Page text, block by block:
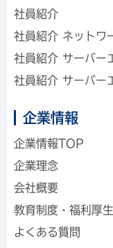
社員紹介
社員紹介 ネットワ
社員紹介 サーバー
社員紹介 サーバー
企業情報
企業情報TOP
企業理念
会社概要
教育制度・福利厚生
よくある質問